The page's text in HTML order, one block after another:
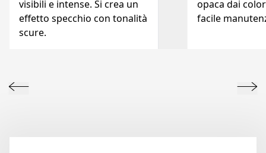
visibili e intense. Si crea un
effetto specchio con tonalità
scure.
opaca dai
facile